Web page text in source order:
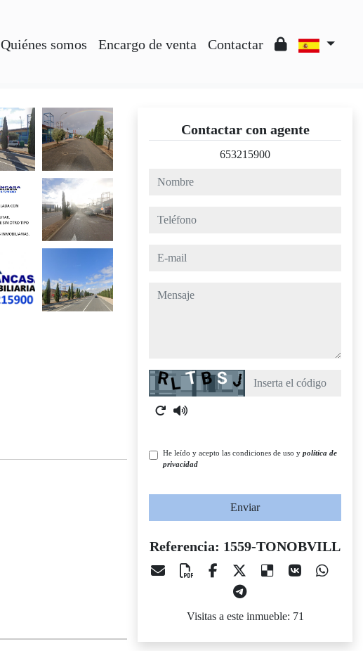
Quiénes somos Encargo de venta Contactar
Contactar con agente
653215900
nombre
teléfono
e-mail
mensaje
Captcha
He leído y acepto las condiciones de uso y política de
privacidad
Enviar
Referencia: 1559-TONOBVILL
Visitas a este inmueble: 71